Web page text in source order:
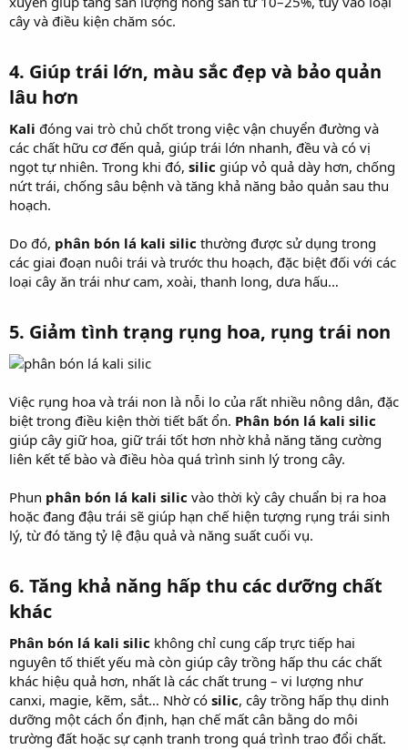
cây và điều kiện chăm sóc.
4. Giúp trái lớn, màu sắc đẹp và bảo quản
lâu hơn
Kali đóng vai trò chủ chốt trong việc vận chuyển đường và
các chất hữu cơ đến quả, giúp trái lớn nhanh, đều và có vị
ngọt tự nhiên. Trong khi đó, silic giúp vỏ quả dày hơn, chống
nứt trái, chống sâu bệnh và tăng khả năng bảo quản sau thu
hoạch.
Do đó, phân bón lá kali silic thường được sử dụng trong
các giai đoạn nuôi trái và trước thu hoạch, đặc biệt đối với các
loại cây ăn trái như cam, xoài, thanh long, dưa hấu…
5. Giảm tình trạng rụng hoa, rụng trái non
Việc rụng hoa và trái non là nỗi lo của rất nhiều nông dân, đặc
biệt trong điều kiện thời tiết bất ổn. Phân bón lá kali silic
giúp cây giữ hoa, giữ trái tốt hơn nhờ khả năng tăng cường
liên kết tế bào và điều hòa quá trình sinh lý trong cây.
Phun phân bón lá kali silic vào thời kỳ cây chuẩn bị ra hoa
hoặc đang đậu trái sẽ giúp hạn chế hiện tượng rụng trái sinh
lý, từ đó tăng tỷ lệ đậu quả và năng suất cuối vụ.
6. Tăng khả năng hấp thu các dưỡng chất
khác
Phân bón lá kali silic không chỉ cung cấp trực tiếp hai
nguyên tố thiết yếu mà còn giúp cây trồng hấp thu các chất
khác hiệu quả hơn, nhất là các chất trung – vi lượng như
canxi, magie, kẽm, sắt… Nhờ có silic, cây trồng hấp thụ dinh
dưỡng một cách ổn định, hạn chế mất cân bằng do môi
trường đất hoặc sự cạnh tranh trong quá trình trao đổi chất.